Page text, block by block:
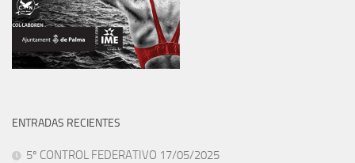
ENTRADAS RECIENTES
5º CONTROL FEDERATIVO 17/05/2025